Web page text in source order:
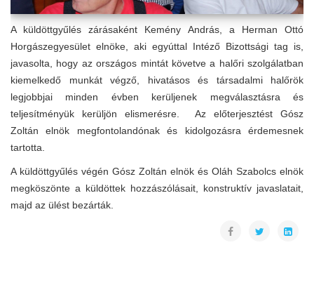
A küldöttgyűlés zárásaként Kemény András, a Herman Ottó
Horgászegyesület elnöke, aki egyúttal Intéző Bizottsági tag is,
javasolta, hogy az országos mintát követve a halőri szolgálatban
kiemelkedő munkát végző, hivatásos és társadalmi halőrök
legjobbjai minden évben kerüljenek megválasztásra és
teljesítményük kerüljön elismerésre. Az előterjesztést Gósz
Zoltán elnök megfontolandónak és kidolgozásra érdemesnek
tartotta.
A küldöttgyűlés végén Gósz Zoltán elnök és Oláh Szabolcs elnök
megköszönte a küldöttek hozzászólásait, konstruktív javaslatait,
majd az ülést bezárták.